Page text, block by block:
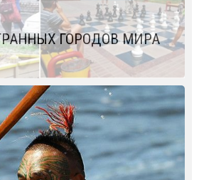
ГОРОДОВ МИРА